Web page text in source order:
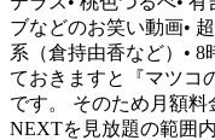
ブなどのお笑い動画•
系（倉持由香など）•
ておきますと『マツコ
です。 そのため月額
NEXTを見放題の範囲